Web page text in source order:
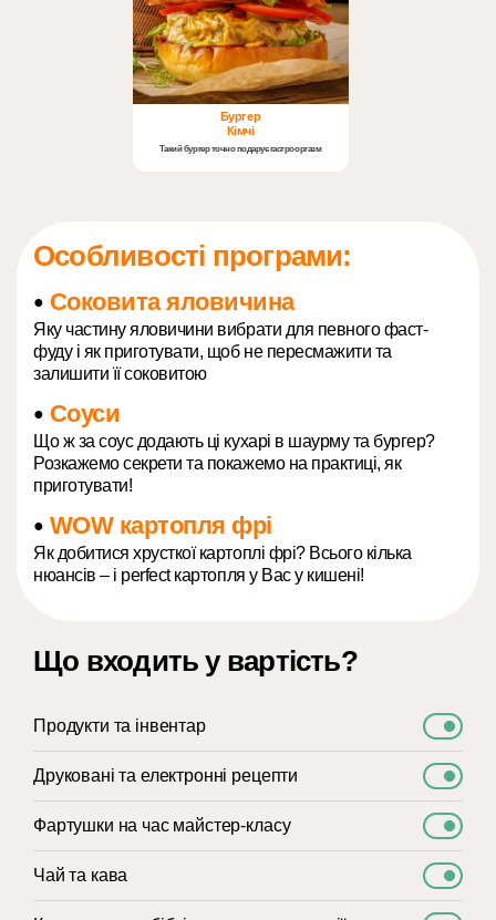
Бургер
Кімчі
Такий бургер точно подарує гастрооргазм
Особливості програми:
● Соковита яловичина
Яку частину яловичини вибрати для певного фаст-
фуду і як приготувати, щоб не пересмажити та
залишити її соковитою
● Соуси
Що ж за соус додають ці кухарі в шаурму та бургер?
Розкажемо секрети та покажемо на практиці, як
приготувати!
● WOW картопля фрі
Як добитися хрусткої картоплі фрі? Всього кілька
нюансів – і perfect картопля у Вас у кишені!
Що входить у вартість?
Продукти та інвентар
Друковані та електронні рецепти
Фартушки на час майстер-класу
Чай та кава